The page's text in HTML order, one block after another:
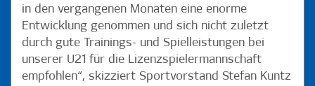
in den vergangenen Monaten eine enorme
Entwicklung genommen und sich nicht zuletzt
durch gute Trainings- und Spielleistungen bei
unserer U21 für die Lizenzspielermannschaft
empfohlen“, skizziert Sportvorstand Stefan Kuntz